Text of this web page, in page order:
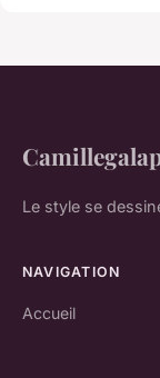
Le style se
NAVIGATION
Accueil